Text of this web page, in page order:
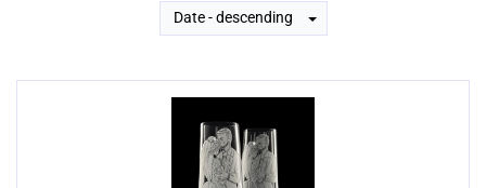
Date - descending